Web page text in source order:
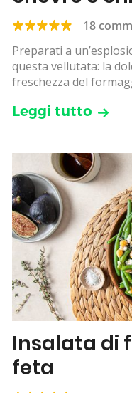
18
Preparati a
questa vellutata: la
freschezza del
Leggi tutto
Insalata di
feta